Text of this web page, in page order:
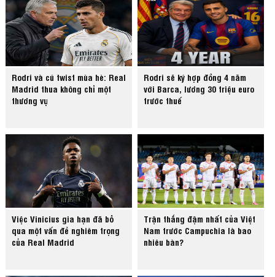
Rodri và cú twist mùa hè: Real
Madrid thua không chỉ một
thương vụ
Rodri sẽ ký hợp đồng 4 năm
với Barca, lương 30 triệu euro
trước thuế
Việc Vinicius gia hạn đã bỏ
qua một vấn đề nghiêm trọng
của Real Madrid
Trận thắng đậm nhất của Việt
Nam trước Campuchia là bao
nhiêu bàn?